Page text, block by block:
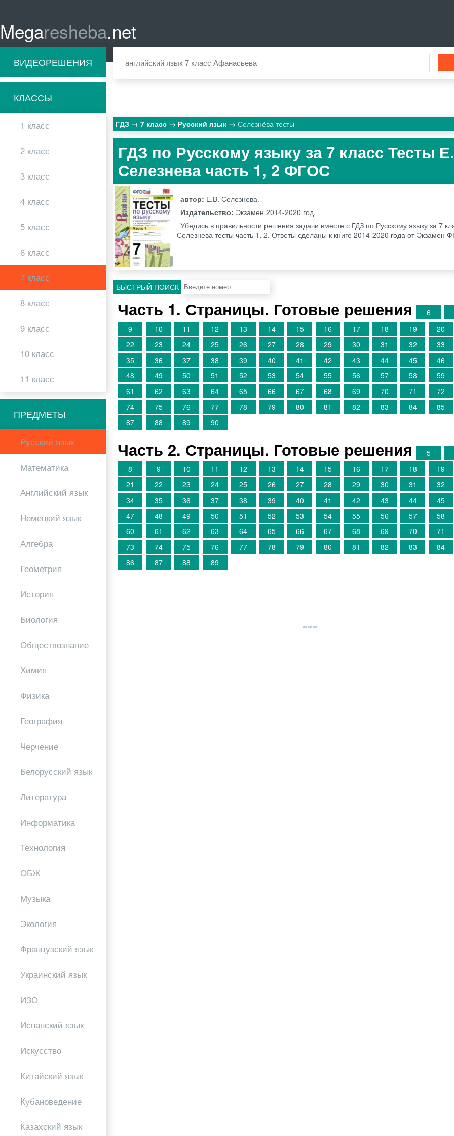
Megaresheba.net
ВИДЕОРЕШЕНИЯ
КЛАССЫ
1 класс
2 класс
3 класс
4 класс
5 класс
6 класс
7 класс
8 класс
9 класс
10 класс
11 класс
ПРЕДМЕТЫ
Русский язык
Математика
Английский язык
Немецкий язык
Алгебра
Геометрия
История
Биология
Обществознание
Химия
Физика
География
Черчение
Белорусский язык
Литература
Информатика
Технология
ОБЖ
Музыка
Экология
Французский язык
Украинский язык
ИЗО
Испанский язык
Искусство
Китайский язык
Кубановедение
Казахский язык
ГДЗ 7 класс Русский язык Селезнёва тесты
ГДЗ по Русскому языку за 7 класс Тесты
Селезнева часть 1, 2 ФГОС
автор: Е.В. Селезнева.
Издательство: Экзамен 2014-2020 год.
Убедись в правильности решения задачи вместе с ГДЗ по Русскому языку за 7
Селезнева тесты часть 1, 2. Ответы сделаны к книге 2014-2020 года от Экзамен
БЫСТРЫЙ ПОИСК
Часть 1. Страницы. Готовые решения 6
9
10 11 12 13 14 15 16 17 18 19 20
22
23 24 25 26 27 28 29 30 31 32 33
35
36 37 38 39 40 41 42 43 44 45 46
48
49 50 51 52 53 54 55 56 57 58 59
61
62 63 64 65 66 67 68 69 70 71 72
74
75 76 77 78 79 80 81 82 83 84 85
87
88 89 90
Часть 2. Страницы. Готовые решения 5
8
9 10 11 12 13 14 15 16 17 18 19
21
22 23 24 25 26 27 28 29 30 31 32
34
35 36 37 38 39 40 41 42 43 44 45
47
48 49 50 51 52 53 54 55 56 57 58
60
61 62 63 64 65 66 67 68 69 70 71
73
74 75 76 77 78 79 80 81 82 83 84
86
87 88 89